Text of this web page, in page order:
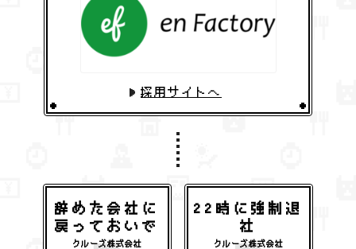
採用サイトへ
辞めた会社に
戻っておいで
クルーズ株式会社
22時に強制退
社
クルーズ株式会社